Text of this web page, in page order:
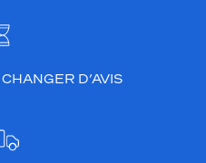
D’AVIS